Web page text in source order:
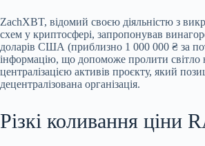
ZachXBT, відомий своєю діяльністю з
схем у криптосфері, запропонував
доларів США (приблизно 1 000 000 ₴ за
інформацію, що допоможе пролити світло
централізацією активів проєкту, який
децентралізована організація.
Різкі коливання ціни